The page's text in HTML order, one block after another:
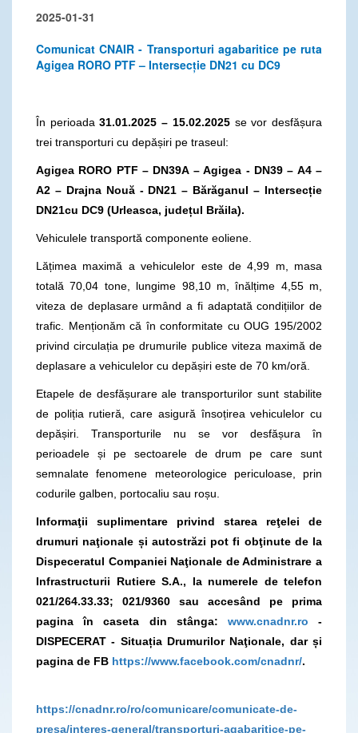
2025-01-31
Comunicat CNAIR - Transporturi agabaritice pe ruta
Agigea RORO PTF – Intersecție DN21 cu DC9
În perioada31.01.2025 – 15.02.2025se vor desfășura
trei transporturi cu depășiri pe traseul:
Agigea RORO PTF – DN39A – Agigea - DN39 – A4 –
A2 – Drajna Nouă - DN21 – Bărăganul – Intersecție
DN21cu DC9 (Urleasca, județul Brăila).
Vehiculele transportă componente eoliene.
Lățimea maximă a vehiculelor este de 4,99 m, masa
totală 70,04 tone, lungime 98,10 m, înălțime 4,55 m,
viteza de deplasare urmând a fi adaptată condițiilor de
trafic. Menționăm că în conformitate cu OUG 195/2002
privind circulația pe drumurile publice viteza maximă de
deplasare a vehiculelor cu depășiri este de 70 km/oră.
Etapele de desfășurare ale transporturilor sunt stabilite
de poliția rutieră, care asigură însoțirea vehiculelor cu
depășiri. Transporturile nu se vor desfășura în
perioadele și pe sectoarele de drum pe care sunt
semnalate fenomene meteorologice periculoase, prin
codurile galben, portocaliu sau roșu.
Informaţii suplimentare privind starea reţelei de
drumuri naţionale și autostrăzi pot fi obţinute de la
Dispeceratul Companiei Naţionale de Administrare a
Infrastructurii Rutiere S.A., la numerele de telefon
021/264.33.33; 021/9360 sau accesând pe prima
pagina în caseta din stânga: www.cnadnr.ro -
DISPECERAT - Situația Drumurilor Naţionale, dar și
pagina de FB https://www.facebook.com/cnadnr/.
https://cnadnr.ro/ro/comunicare/comunicate-de-
presa/interes-general/transporturi-agabaritice-pe-